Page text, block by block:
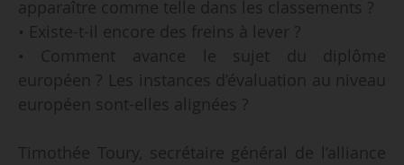
apparaître comme telle dans les classements ?
• Existe-t-il encore des freins à lever ?
• Comment avance le sujet du diplôme
européen ? Les instances d’évaluation au niveau
européen sont-elles alignées ?
Timothée Toury, secrétaire général de l’alliance